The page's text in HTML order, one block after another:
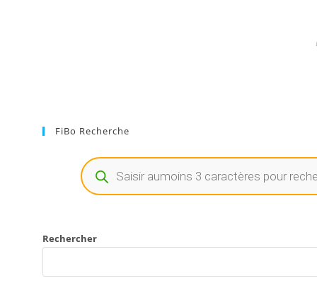
FiBo Recherche
Rechercher